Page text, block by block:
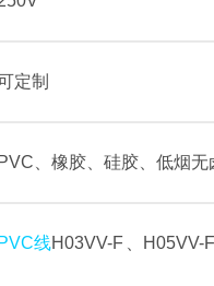
定制
、橡胶、硅胶、低烟无
线H03VV-F 、H05VV-F